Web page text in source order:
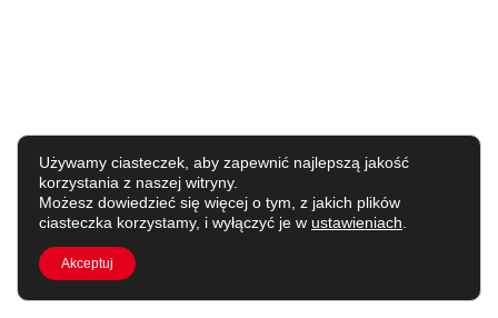
Używamy ciasteczek, aby zapewnić najlepszą jakość
korzystania z naszej witryny.
Możesz dowiedzieć się więcej o tym, z jakich plików
ciasteczka korzystamy, i wyłączyć je w ustawieniach
Akceptuj